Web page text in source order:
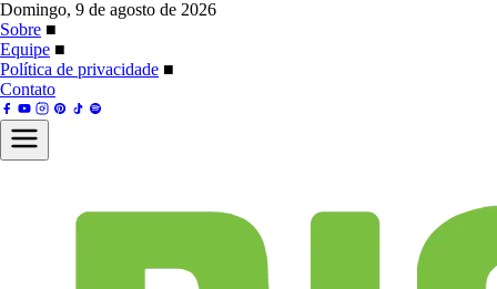
Domingo, 9 de agosto de 2026
Sobre ■
Equipe ■
Política de privacidade ■
Contato